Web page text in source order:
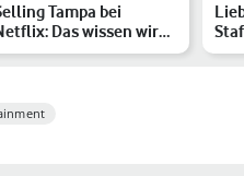
Tampa bei
Das wissen wir
das Spin-off von S…